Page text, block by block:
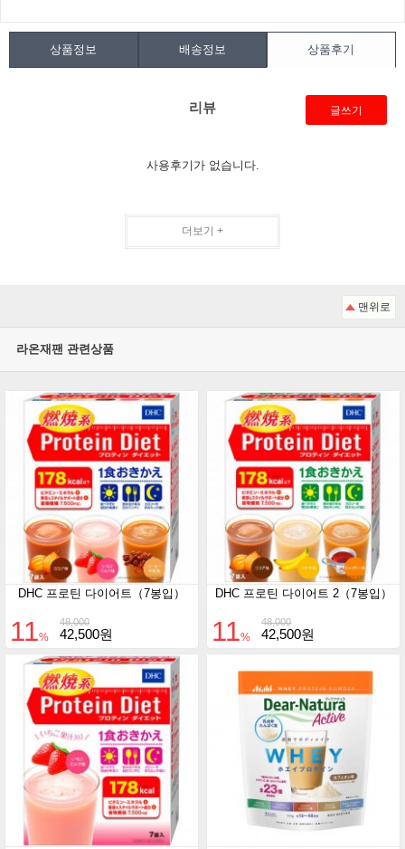
상품정보 배송정보 상품후기
리뷰 글쓰기
사용후기가 없습니다.
더보기 +
맨위로
라온재팬 관련상품
DHC 프로틴 다이어트（7봉입）
48,000
11% 42,500원
DHC 프로틴 다이어트 2（7봉입）
48,000
11% 42,500원